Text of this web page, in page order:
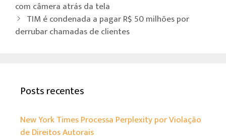
ok p
p
com câmera atrás da tela
TIM é condenada a pagar R$ 50 milhões por
derrubar chamadas de clientes
Posts recentes
New York Times Processa Perplexity por Violação
de Direitos Autorais